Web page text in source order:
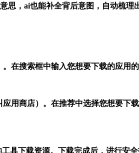
思，ai也能补全背后意图，自动梳
在搜索框中输入您想要下载的应用
用商店）。在推荐中选择您想要
下载资源。下载完成后，进行安